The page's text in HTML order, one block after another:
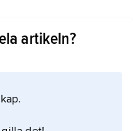
och
och att
domstolen
artikeln?